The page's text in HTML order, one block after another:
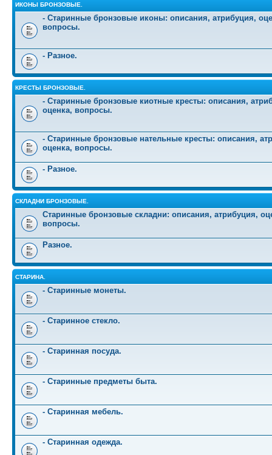
ИКОНЫ БРОНЗОВЫЕ.
- Старинные бронзовые иконы: описания, атрибуция,
вопросы.
- Разное.
КРЕСТЫ БРОНЗОВЫЕ.
- Старинные бронзовые киотные кресты: описания,
оценка, вопросы.
- Старинные бронзовые нательные кресты: описания,
оценка, вопросы.
- Разное.
СКЛАДНИ БРОНЗОВЫЕ.
Старинные бронзовые складни: описания, атрибуция,
вопросы.
Разное.
СТАРИНА.
- Старинные монеты.
- Старинное стекло.
- Старинная посуда.
- Старинные предметы быта.
- Старинная мебель.
- Старинная одежда.